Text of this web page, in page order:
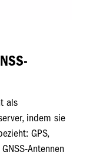
als
indem sie
GPS,
Antennen